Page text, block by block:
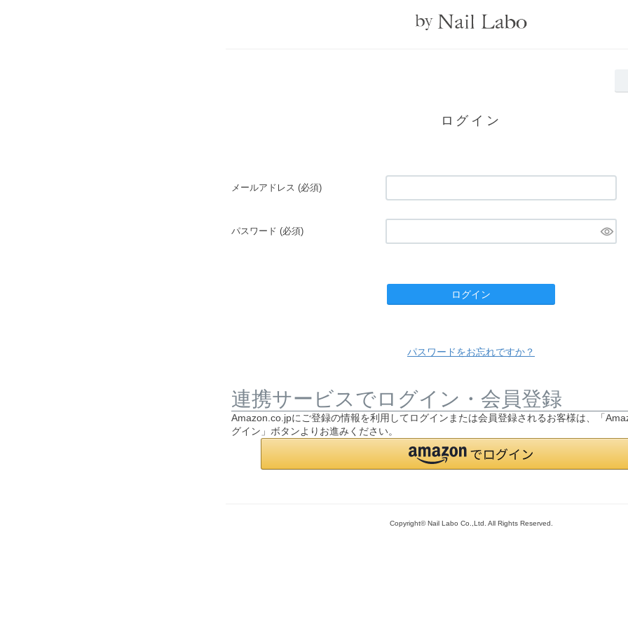
ログイン
メールアドレス (必須)
パスワード (必須)
ログイン
パスワードをお忘れですか？
連携サービスでログイン・会員登録
Amazon.co.jpにご登録の情報を利用してログインまたは会員登録されるお客様は、「
グイン」ボタンよりお進みください。
Copyright© Nail Labo Co.,Ltd. All Rights Reserved.